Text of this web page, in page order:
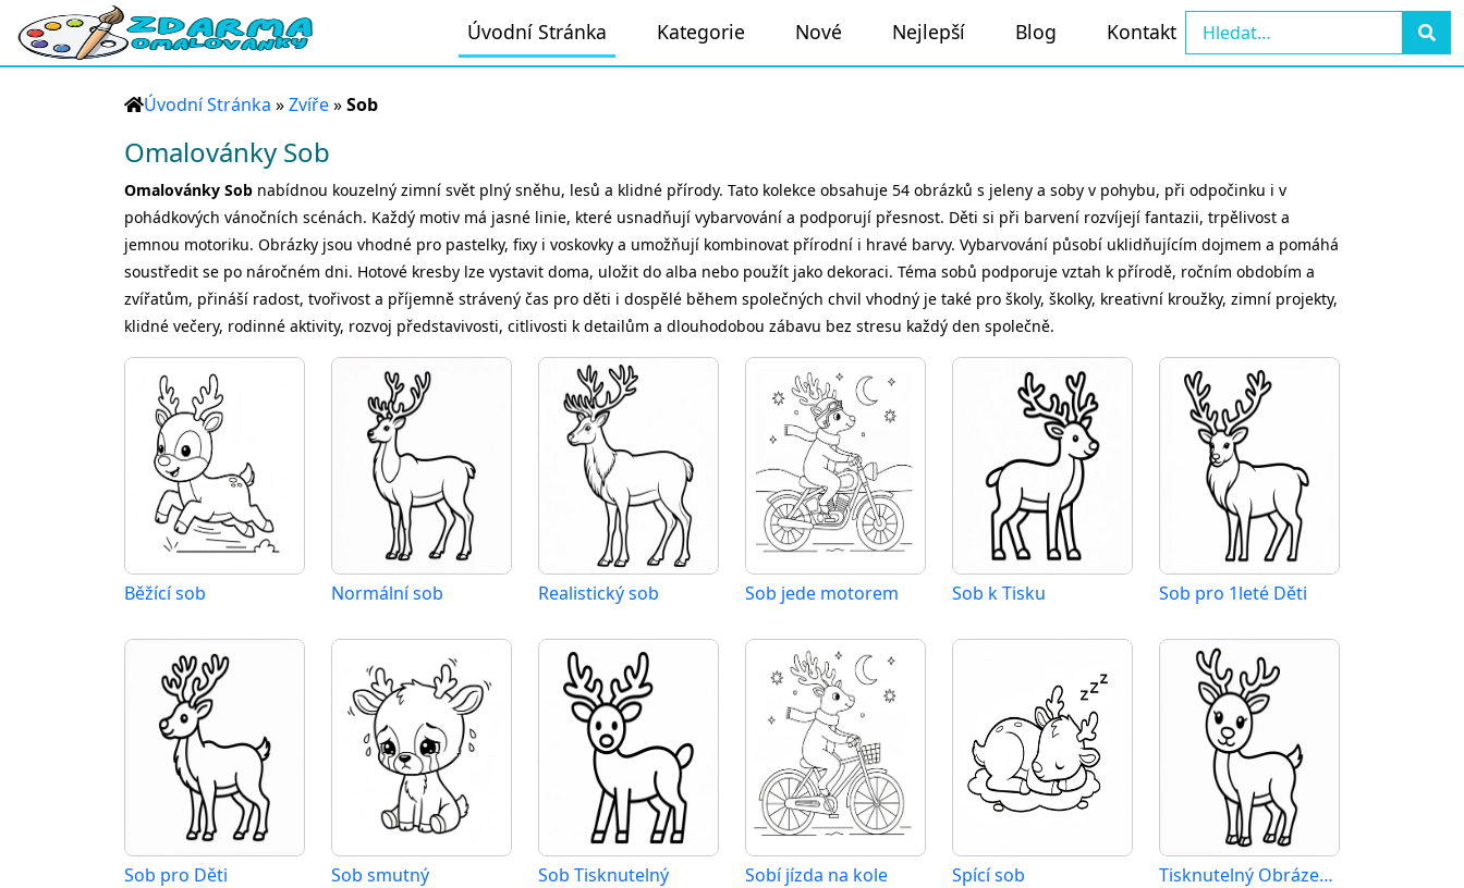
Úvodní Stránka Kategorie Nové Nejlepší Blog Kontakt
Úvodní Stránka »Zvíře»Sob
Omalovánky Sob
Omalovánky Sob nabídnou kouzelný zimní svět plný sněhu, lesů a klidné přírody. Tato kolekce obsahuje 54 obrázků s jeleny a soby v pohybu, při odpočinku i v
pohádkových vánočních scénách. Každý motiv má jasné linie, které usnadňují vybarvování a podporují přesnost. Děti si při barvení rozvíjejí fantazii, trpělivost a
jemnou motoriku. Obrázky jsou vhodné pro pastelky, fixy i voskovky a umožňují kombinovat přírodní i hravé barvy. Vybarvování působí uklidňujícím dojmem a pomáhá
soustředit se po náročném dni. Hotové kresby lze vystavit doma, uložit do alba nebo použít jako dekoraci. Téma sobů podporuje vztah k přírodě, ročním obdobím a
zvířatům, přináší radost, tvořivost a příjemně strávený čas pro děti i dospělé během společných chvil vhodný je také pro školy, školky, kreativní kroužky, zimní projekty,
klidné večery, rodinné aktivity, rozvoj představivosti, citlivosti k detailům a dlouhodobou zábavu bez stresu každý den společně.
Běžící sob Normální sob Realistický sob Sob jede motorem Sob k Tisku Sob pro 1leté Děti
Sob pro Děti Sob smutný Sob Tisknutelný Sobí jízda na kole Spící sob Tisknutelný Obrázek Sob